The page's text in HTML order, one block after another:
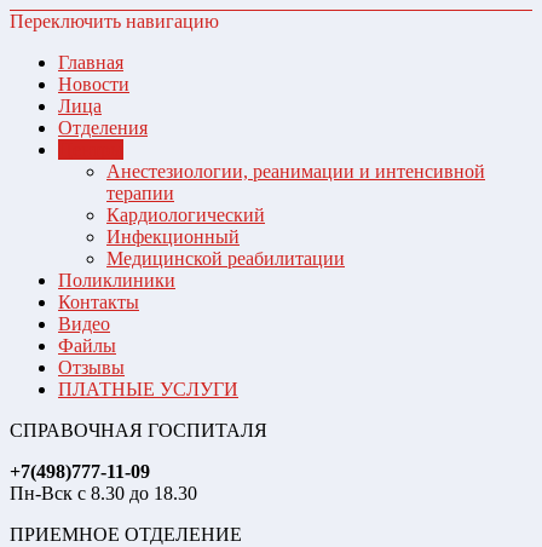
Переключить навигацию
Главная
Новости
Лица
Отделения
Анестезиологии, реанимации и интенсивной
терапии
Кардиологический
Инфекционный
Медицинской реабилитации
Поликлиники
Контакты
Видео
Файлы
Отзывы
ПЛАТНЫЕ УСЛУГИ
СПРАВОЧНАЯ ГОСПИТАЛЯ
+7(498)777-11-09
Пн-Вск с 8.30 до 18.30
ПРИЕМНОЕ ОТДЕЛЕНИЕ